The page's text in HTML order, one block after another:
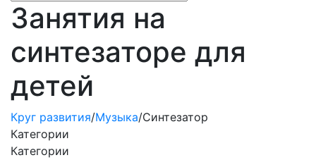
Занятия на
синтезаторе для
детей
Круг развития/Музыка/Синтезатор
Категории
Категории